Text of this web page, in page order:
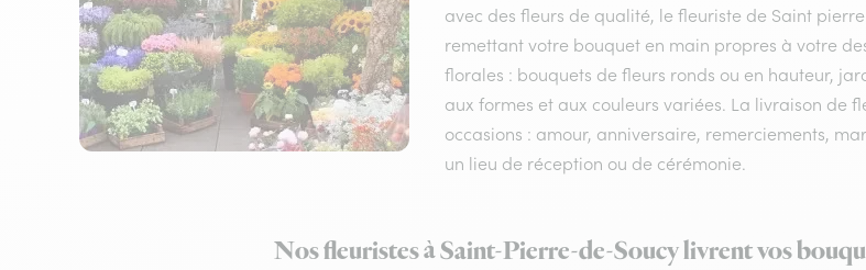
avec des fleurs de qualité, le fleuriste de Saint
remettant votre bouquet en main propres à votre
florales : bouquets de fleurs ronds ou en hauteur,
aux formes et aux couleurs variées. La livraison de
occasions : amour, anniversaire, remerciements,
un lieu de réception ou de cérémonie.
Nos fleuristes à Saint-Pierre-de-Soucy livrent vos